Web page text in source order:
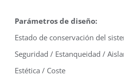
Parámetros de diseño:
Estado de conservación del
Seguridad / Estanqueidad /
Estética / Coste